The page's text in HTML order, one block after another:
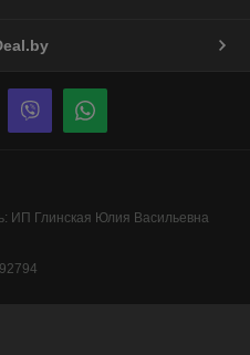
ИП Глинская Юлия Васильевна